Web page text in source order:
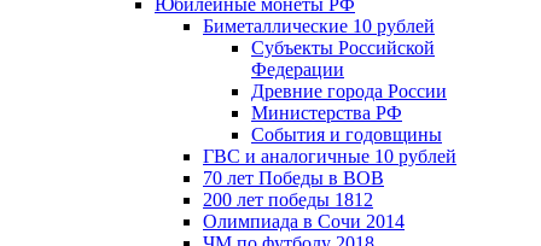
Биметаллические 10 рублей
Субъекты Российской
Федерации
Древние города России
Министерства РФ
События и годовщины
ГВС и аналогичные 10 рублей
70 лет Победы в ВОВ
200 лет победы 1812
Олимпиада в Сочи 2014